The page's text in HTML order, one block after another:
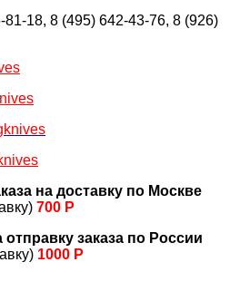
18, 8 (495) 642-43-76, 8 (926)
на доставку по Москве
700 Р
заказа по России
1000 Р